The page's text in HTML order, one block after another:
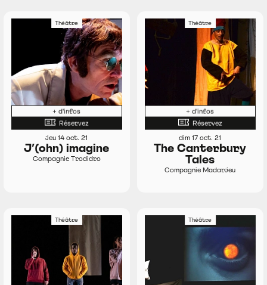
Théâtre
+ d'infos
Réservez
jeu 14 oct. 21
J’(ohn) imagine
Compagnie Trodidro
Théâtre
+ d'infos
Réservez
dim 17 oct. 21
The Canterbury
Tales
Compagnie Madarjeu
Théâtre Théâtre